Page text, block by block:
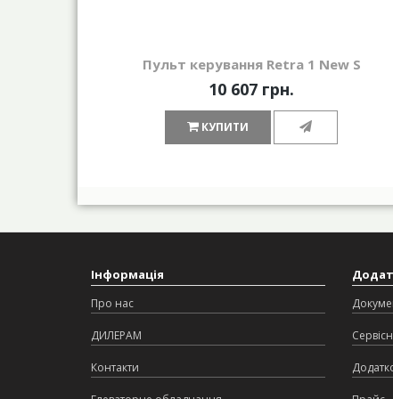
Пульт керування Retra 1 New S
10 607 грн.
КУПИТИ
Інформація
Про нас
ДИЛЕРАМ
Контакти